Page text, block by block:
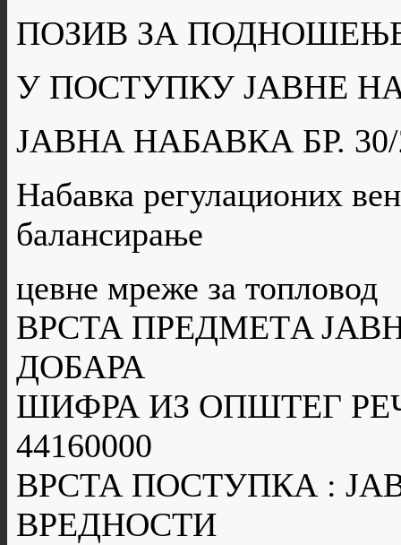
ПОЗИВ ЗА
У ПОСТУПКУ ЈАВНЕ
ЈАВНА НАБАВКА БР. 30/
Набавка регулационих
балансирање
цевне мреже за топловод
ВРСТА ПРЕДМЕТA
ДОБАРА
ШИФРА ИЗ ОПШТЕГ
44160000
ВРСТА ПОСТУПКА :
ВРЕДНОСТИ